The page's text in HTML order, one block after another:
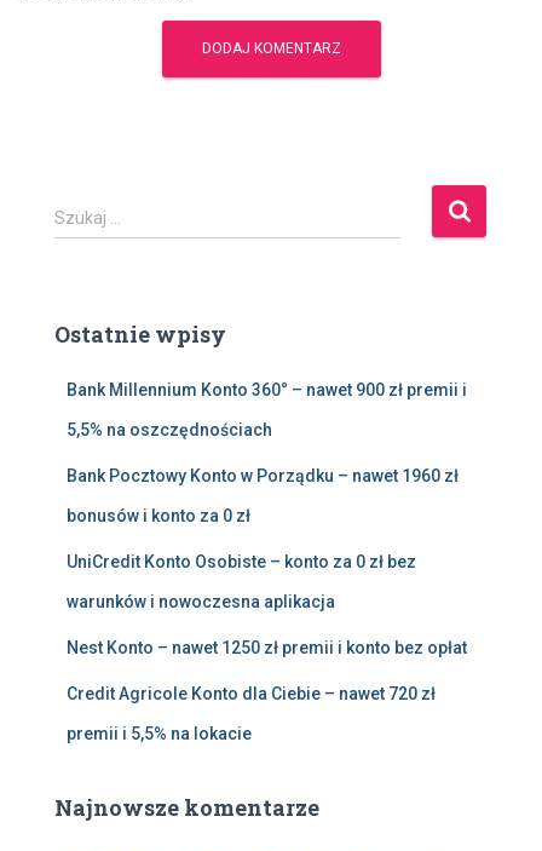
S
z
j
Szukaj …
Ostatnie wpisy
Bank Millennium Konto 360° – nawet 900 zł premii i
5,5% na oszczędnościach
Bank Pocztowy Konto w Porządku – nawet 1960 zł
bonusów i konto za 0 zł
UniCredit Konto Osobiste – konto za 0 zł bez
warunków i nowoczesna aplikacja
Nest Konto – nawet 1250 zł premii i konto bez opłat
Credit Agricole Konto dla Ciebie – nawet 720 zł
premii i 5,5% na lokacie
Najnowsze komentarze